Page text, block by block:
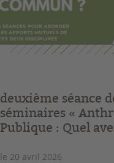
deuxième séance
séminaires «
Publique : Quel
le 20 avril 2026